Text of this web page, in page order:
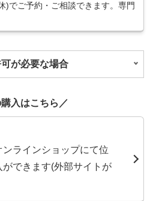
)でご予約・ご相談できます。専門
が必要な場合
/お寺にお墓を持っている等）
の間でのトラブル(※)を招く
することができません。何ら
にご依頼できない場合は、そ
ず許可を得てから正式にご依
入はこちら
ラインショップにて位
ができます(外部サイトが